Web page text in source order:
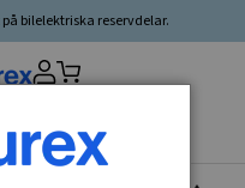
bilelektriska reservdelar.